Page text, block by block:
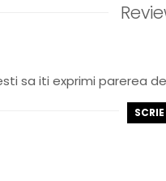
sa iti exprimi parerea